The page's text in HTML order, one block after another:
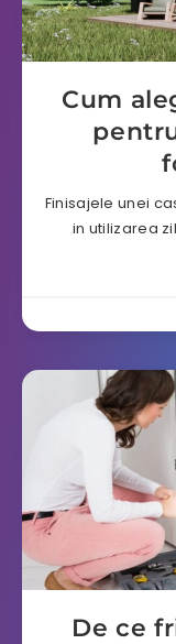
Cum
Finisajele unei
in utilizarea
De ce